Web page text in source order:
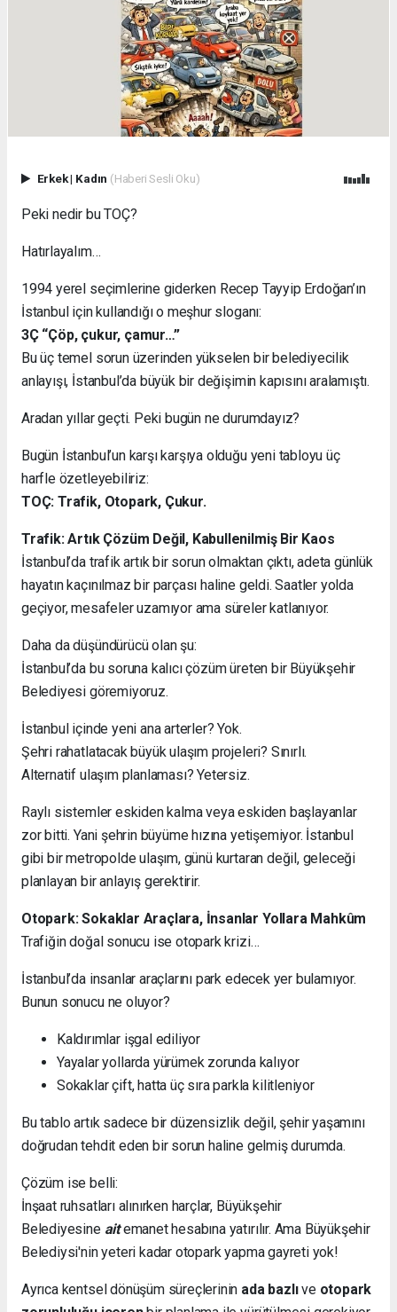
Erkek| Kadın (Haberi Sesli Oku)
Peki nedir bu TOÇ?
Hatırlayalım…
1994 yerel seçimlerine giderken Recep Tayyip Erdoğan’ın
İstanbul için kullandığı o meşhur sloganı:
3Ç “Çöp, çukur, çamur…”
Bu üç temel sorun üzerinden yükselen bir belediyecilik
anlayışı, İstanbul’da büyük bir değişimin kapısını aralamıştı.
Aradan yıllar geçti. Peki bugün ne durumdayız?
Bugün İstanbul’un karşı karşıya olduğu yeni tabloyu üç
harfle özetleyebiliriz:
TOÇ: Trafik, Otopark, Çukur.
Trafik: Artık Çözüm Değil, Kabullenilmiş Bir Kaos
İstanbul’da trafik artık bir sorun olmaktan çıktı, adeta günlük
hayatın kaçınılmaz bir parçası haline geldi. Saatler yolda
geçiyor, mesafeler uzamıyor ama süreler katlanıyor.
Daha da düşündürücü olan şu:
İstanbul’da bu soruna kalıcı çözüm üreten bir Büyükşehir
Belediyesi göremiyoruz.
İstanbul içinde yeni ana arterler? Yok.
Şehri rahatlatacak büyük ulaşım projeleri? Sınırlı.
Alternatif ulaşım planlaması? Yetersiz.
Raylı sistemler eskiden kalma veya eskiden başlayanlar
zor bitti. Yani şehrin büyüme hızına yetişemiyor. İstanbul
gibi bir metropolde ulaşım, günü kurtaran değil, geleceği
planlayan bir anlayış gerektirir.
Otopark: Sokaklar Araçlara, İnsanlar Yollara Mahkûm
Trafiğin doğal sonucu ise otopark krizi…
İstanbul’da insanlar araçlarını park edecek yer bulamıyor.
Bunun sonucu ne oluyor?
Kaldırımlar işgal ediliyor
Yayalar yollarda yürümek zorunda kalıyor
Sokaklar çift, hatta üç sıra parkla kilitleniyor
Bu tablo artık sadece bir düzensizlik değil, şehir yaşamını
doğrudan tehdit eden bir sorun haline gelmiş durumda.
Çözüm ise belli:
İnşaat ruhsatları alınırken harçlar, Büyükşehir
Belediyesine aitemanet hesabına yatırılır. Ama Büyükşehir
Belediysi'nin yeteri kadar otopark yapma gayreti yok!
Ayrıca kentsel dönüşüm süreçlerinin ada bazlıve otopark